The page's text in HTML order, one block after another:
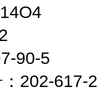
90-5
202-617-2